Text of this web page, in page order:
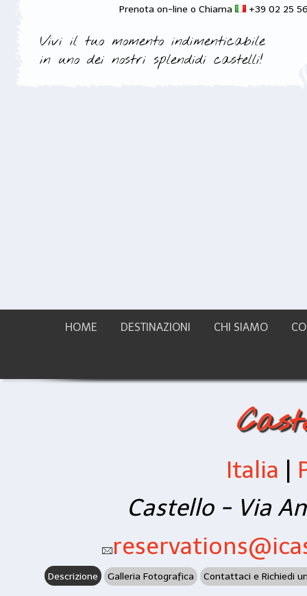
Prenota on-line o Chiama +39 02 25
Vivi il tuo momento indimenticabile
in uno dei nostri splendidi castelli!
HOME DESTINAZIONI CHI SIAMO
Italia |
Castello - Via
Descrizione Galleria Fotografica Contattaci e Richiedi